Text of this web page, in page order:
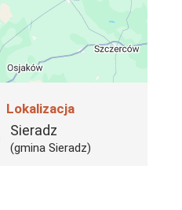
Lokalizacja
Sieradz
(gmina Sieradz)